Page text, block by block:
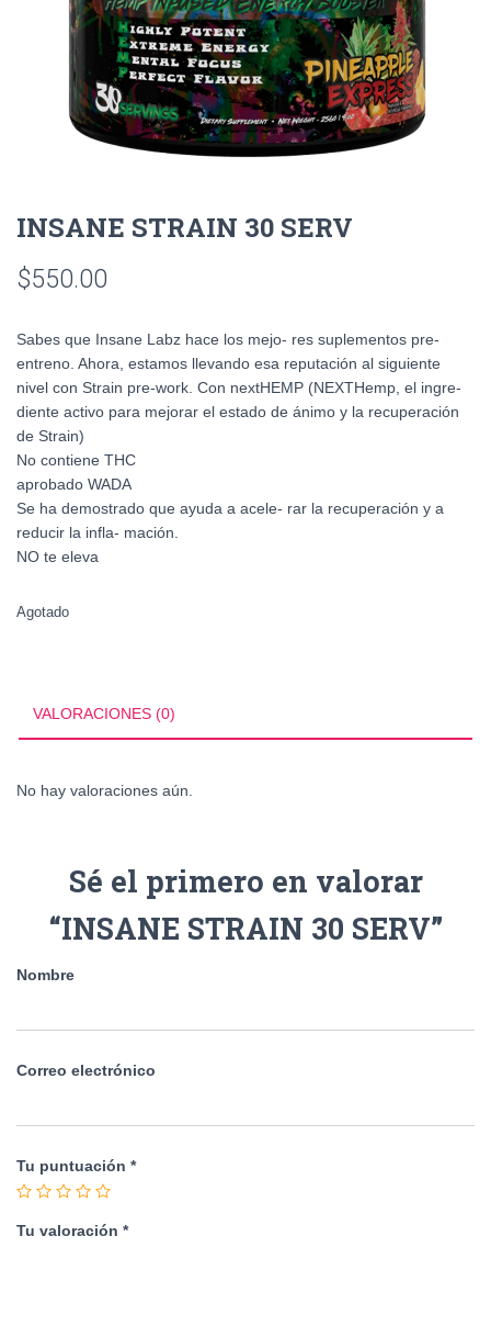
INSANE STRAIN 30 SERV
$550.00
Sabes que Insane Labz hace los mejo- res suplementos pre-
entreno. Ahora, estamos llevando esa reputación al siguiente
nivel con Strain pre-work. Con nextHEMP (NEXTHemp, el ingre-
diente activo para mejorar el estado de ánimo y la recuperación
de Strain)
No contiene THC
aprobado WADA
Se ha demostrado que ayuda a acele- rar la recuperación y a
reducir la infla- mación.
NO te eleva
Agotado
VALORACIONES (0)
No hay valoraciones aún.
Sé el primero en valorar
“INSANE STRAIN 30 SERV”
Nombre
Correo electrónico
Tu puntuación *
Tu valoración *